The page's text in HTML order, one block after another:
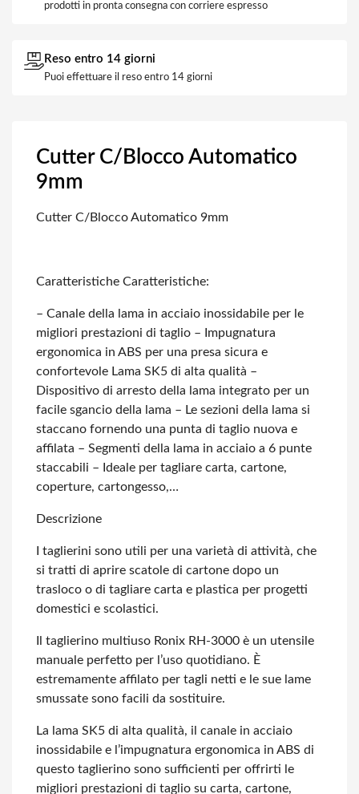
prodotti in pronta consegna con corriere espresso
Reso entro 14 giorni
Puoi effettuare il reso entro 14 giorni
Cutter C/Blocco Automatico
9mm
Cutter C/Blocco Automatico 9mm
Caratteristiche Caratteristiche:
– Canale della lama in acciaio inossidabile per le
migliori prestazioni di taglio – Impugnatura
ergonomica in ABS per una presa sicura e
confortevole Lama SK5 di alta qualità –
Dispositivo di arresto della lama integrato per un
facile sgancio della lama – Le sezioni della lama si
staccano fornendo una punta di taglio nuova e
affilata – Segmenti della lama in acciaio a 6 punte
staccabili – Ideale per tagliare carta, cartone,
coperture, cartongesso,…
Descrizione
I taglierini sono utili per una varietà di attività, che
si tratti di aprire scatole di cartone dopo un
trasloco o di tagliare carta e plastica per progetti
domestici e scolastici.
Il taglierino multiuso Ronix RH-3000 è un utensile
manuale perfetto per l’uso quotidiano. È
estremamente affilato per tagli netti e le sue lame
smussate sono facili da sostituire.
La lama SK5 di alta qualità, il canale in acciaio
inossidabile e l’impugnatura ergonomica in ABS di
questo taglierino sono sufficienti per offrirti le
migliori prestazioni di taglio su carta, cartone,